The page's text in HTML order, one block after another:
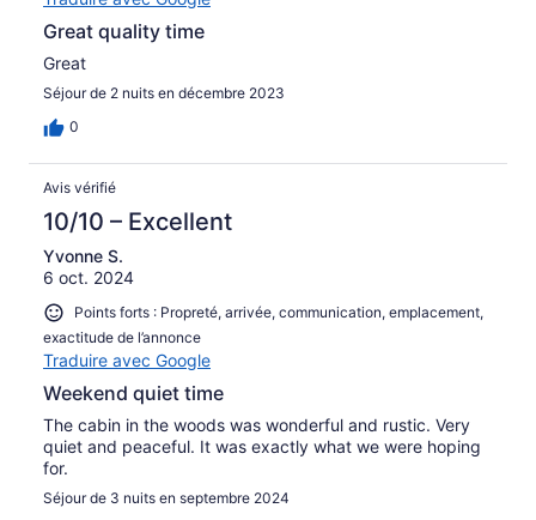
Great quality time
Great
Séjour de 2 nuits en décembre 2023
0
Avis vérifié
10/10 – Excellent
Yvonne S.
6 oct. 2024
Points forts : Propreté, arrivée, communication, emplacement,
exactitude de l’annonce
Traduire avec Google
Weekend quiet time
The cabin in the woods was wonderful and rustic. Very
quiet and peaceful. It was exactly what we were hoping
for.
Séjour de 3 nuits en septembre 2024